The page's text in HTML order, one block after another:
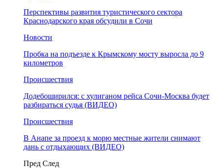
Перспективы развития туристического сектора
Краснодарского края обсудили в Сочи
Новости
Пробка на подъезде к Крымскому мосту выросла до 9
километров
Происшествия
Додебоширился: с хулиганом рейса Сочи-Москва будет
разбираться судья (ВИДЕО)
Происшествия
В Анапе за проезд к морю местные жители снимают
дань с отдыхающих (ВИДЕО)
Пред След